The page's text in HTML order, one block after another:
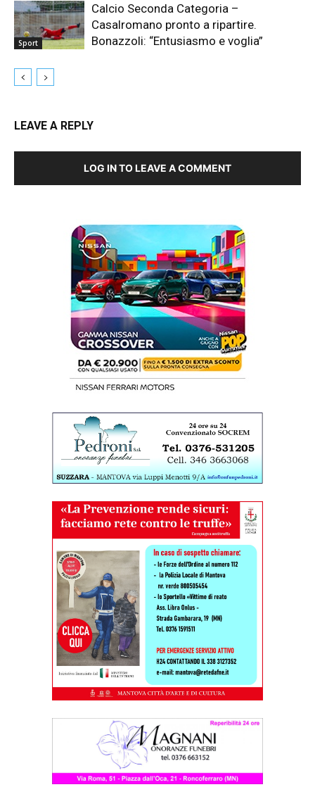
Sport
Calcio Seconda Categoria –
Casalromano pronto a ripartire.
Bonazzoli: “Entusiasmo e voglia”
LEAVE A REPLY
LOG IN TO LEAVE A COMMENT